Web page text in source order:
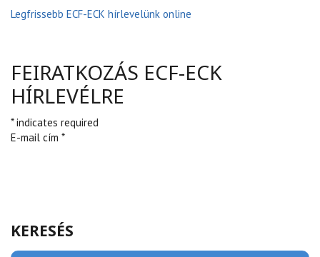
Legfrissebb ECF-ECK hírlevelünk online
FEIRATKOZÁS ECF-ECK
HÍRLEVÉLRE
* indicates required
E-mail cím *
KERESÉS